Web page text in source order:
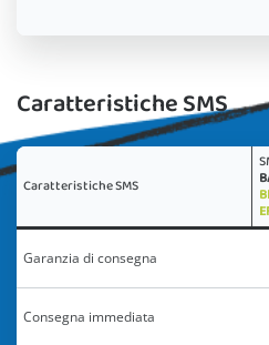
Caratteristiche SMS
Caratteristiche SMS
Garanzia di consegna
Consegna immediata